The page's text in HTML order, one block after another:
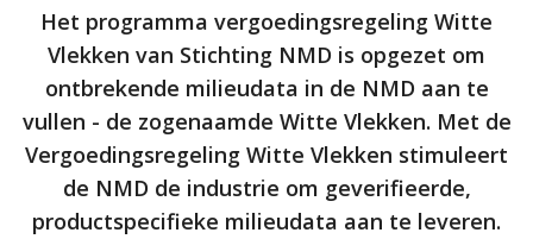
Het programma vergoedingsregeling Witte
Vlekken van Stichting NMD is opgezet om
ontbrekende milieudata in de NMD aan te
vullen - de zogenaamde Witte Vlekken. Met de
Vergoedingsregeling Witte Vlekken stimuleert
de NMD de industrie om geverifieerde,
productspecifieke milieudata aan te leveren.